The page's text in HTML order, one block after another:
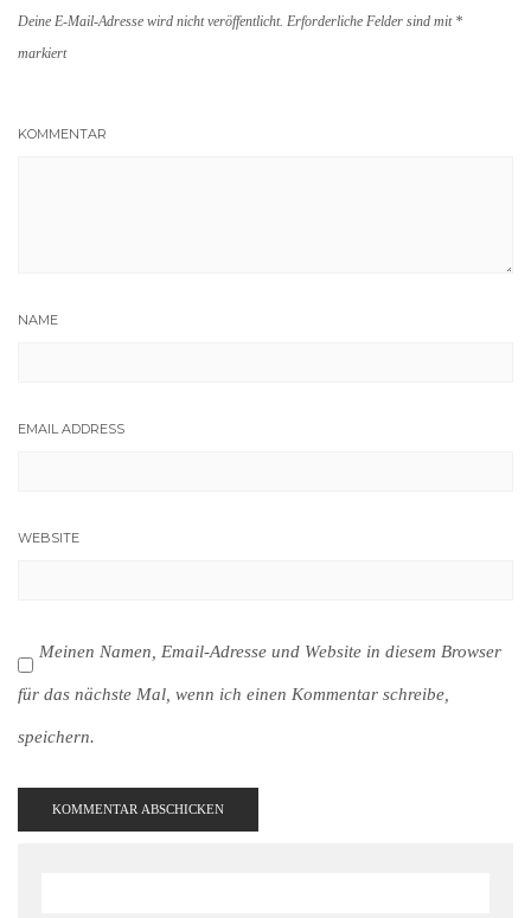
Deine E-Mail-Adresse wird nicht veröffentlicht. Erforderliche Felder sind mit *
markiert
KOMMENTAR
NAME
EMAIL ADDRESS
WEBSITE
Meinen Namen, Email-Adresse und Website in diesem Browser
für das nächste Mal, wenn ich einen Kommentar schreibe,
speichern.